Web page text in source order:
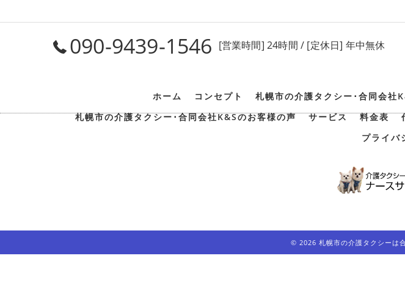
090-9439-1546 [営業時間] 24時間 / [定休日] 年中無休
ホーム コンセプト 札幌市の介護タクシー･合同会社
札幌市の介護タクシー･合同会社K&Sのお客様の声
サービス 料金表
プライバ
© 2026 札幌市の介護タクシーは